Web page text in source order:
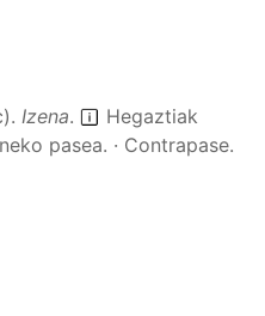
). Izena.
Hegaztiak
pasea. · Contrapase.